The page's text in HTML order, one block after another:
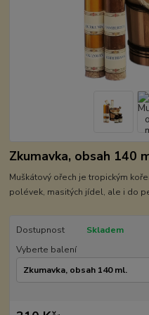
Zkumavka, obsah 140
Muškátový ořech je tropickým
polévek, masitých jídel, ale i do
Dostupnost
Skladem
Vyberte balení